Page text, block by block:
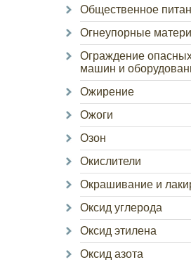
Общественное
Огнеупорные
Ограждение
машин и
Ожирение
Ожоги
Озон
Окислители
Окрашивание и
Оксид углерода
Оксид этилена
Оксид азота